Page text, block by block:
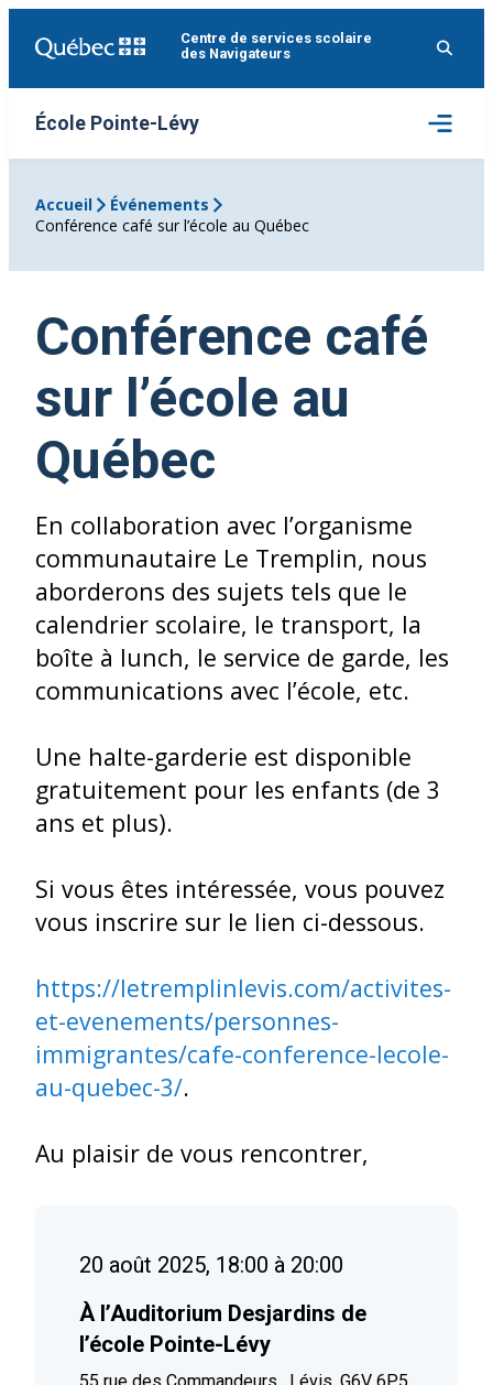
Centre de services scolaire
des Navigateurs
École Pointe-Lévy
Ouvrir
le
menu
Accueil
Événements
Conférence café sur l’école au Québec
Conférence café
sur l’école au
Québec
En collaboration avec l’organisme
communautaire Le Tremplin, nous
aborderons des sujets tels que le
calendrier scolaire, le transport, la
boîte à lunch, le service de garde, les
communications avec l’école, etc.
Une halte-garderie est disponible
gratuitement pour les enfants (de 3
ans et plus).
Si vous êtes intéressée, vous pouvez
vous inscrire sur le lien ci-dessous.
https://letremplinlevis.com/activites-
et-evenements/personnes-
immigrantes/cafe-conference-lecole-
au-quebec-3/.
Au plaisir de vous rencontrer,
20 août 2025, 18:00 à 20:00
À l’Auditorium Desjardins de
l’école Pointe-Lévy